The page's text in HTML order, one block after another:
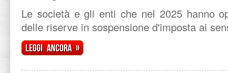
Le società e gli enti che nel 2025 hanno
delle riserve in sospensione d'imposta ai
Leggi ancora »